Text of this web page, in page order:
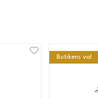
Butikens val